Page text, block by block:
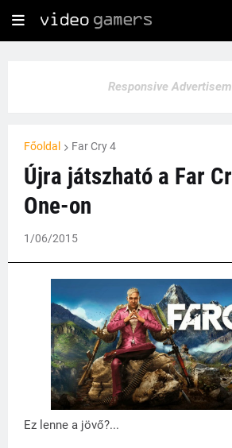
Responsive
Főoldal Far Cry 4
Újra játszható a Far
One-on
1/06/2015
Ez lenne a jövő?...